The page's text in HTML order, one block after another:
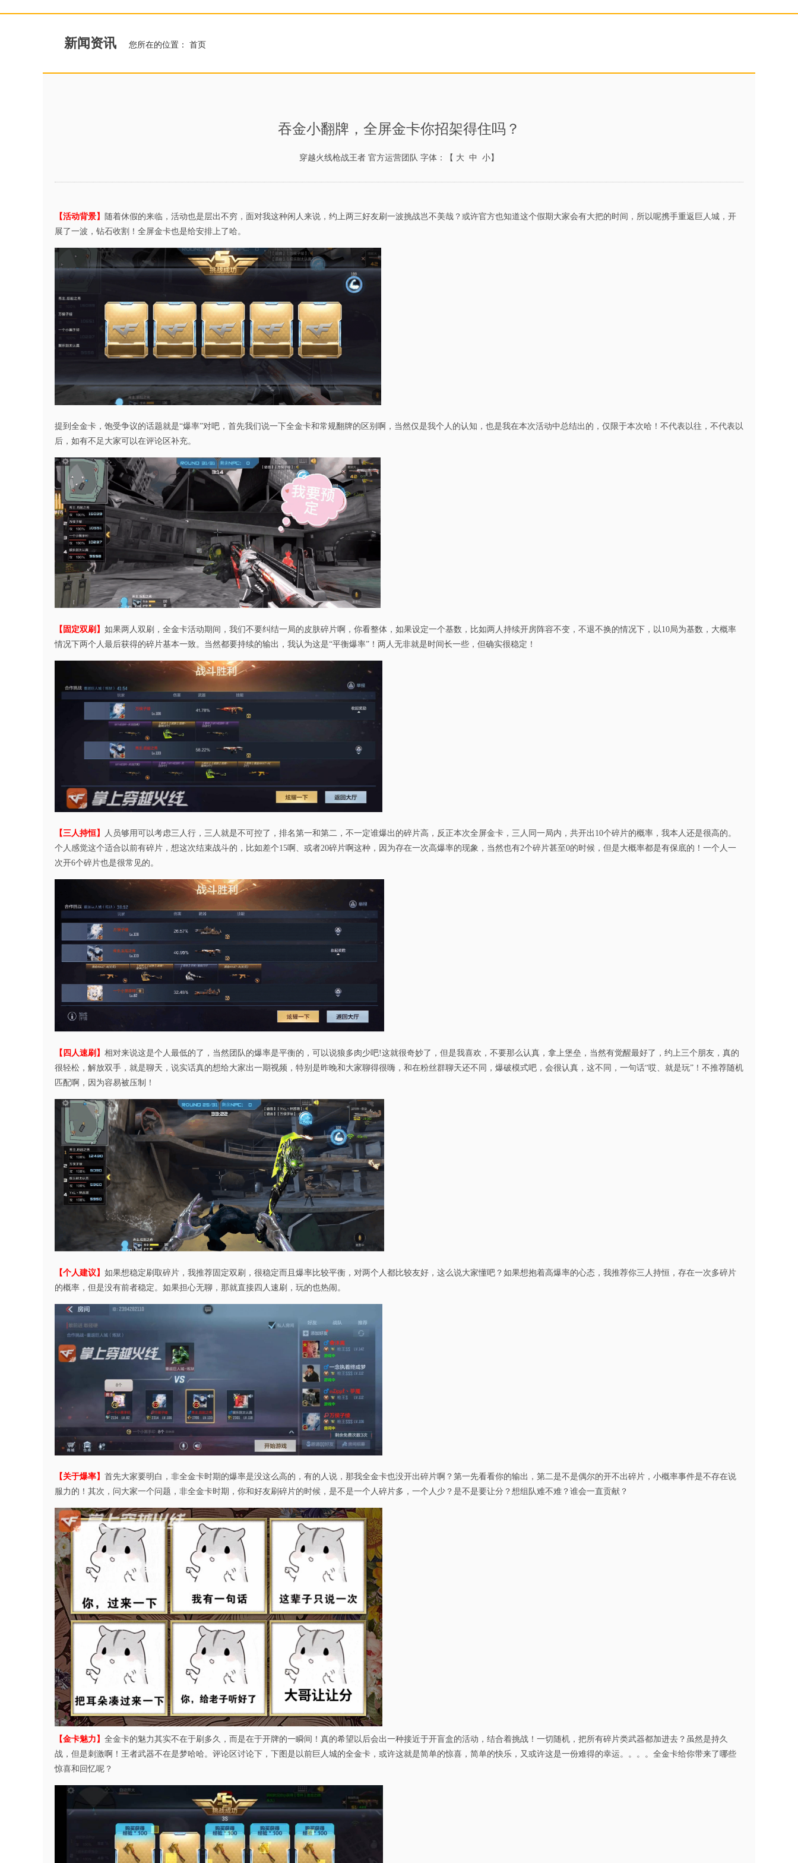
新闻资讯 您所在的位置： 首页
吞金小翻牌，全屏金卡你招架得住吗？
穿越火线枪战王者 官方运营团队 字体：【 大 中 小】
【活动背景】
随着休假的来临，活动也是层出不穷，面对我这种闲人来说，约上两三好友刷一波挑战岂不美哉？或许官方也知道这个假期大家会有大把的时间，所以呢携手重返巨人城，开
展了一波，钻石收割！全屏金卡也是给安排上了哈。
提到全金卡，饱受争议的话题就是“爆率”对吧，首先我们说一下全金卡和常规翻牌的区别啊，当然仅是我个人的认知，也是我在本次活动中总结出的，仅限于本次哈！不代表以往，不代表以
后，如有不足大家可以在评论区补充。
【固定双刷】 如果两人双刷，全金卡活动期间，我们不要纠结一局的皮肤碎片啊，你看整体，如果设定一个基数，比如两人持续开房阵容不变，不退不换的情况下，以10局为基数，大概率
情况下两个人最后获得的碎片基本一致。当然都要持续的输出，我认为这是“平衡爆率”！两人无非就是时间长一些，但确实很稳定！
【三人持恒】
人员够用可以考虑三人行，三人就是不可控了，排名第一和第二，不一定谁爆出的碎片高，反正本次全屏金卡，三人同一局内，共开出10个碎片的概率，我本人还是很高的。
个人感觉这个适合以前有碎片，想这次结束战斗的，比如差个15啊、或者20碎片啊这种，因为存在一次高爆率的现象，当然也有2个碎片甚至0的时候，但是大概率都是有保底的！一个人一
次开6个碎片也是很常见的。
【四人速刷】 相对来说这是个人最低的了，当然团队的爆率是平衡的，可以说狼多肉少吧!这就很奇妙了，但是我喜欢，不要那么认真，拿上堡垒，当然有觉醒最好了，约上三个朋友，真的
很轻松，解放双手，就是聊天，说实话真的想给大家出一期视频，特别是昨晚和大家聊得很嗨，和在粉丝群聊天还不同，爆破模式吧，会很认真，这不同，一句话“哎、就是玩”！不推荐随机
匹配啊，因为容易被压制！
【个人建议】 如果想稳定刷取碎片，我推荐固定双刷，很稳定而且爆率比较平衡，对两个人都比较友好，这么说大家懂吧？如果想抱着高爆率的心态，我推荐你三人持恒，存在一次多碎片
的概率，但是没有前者稳定。如果担心无聊，那就直接四人速刷，玩的也热闹。
【关于爆率】 首先大家要明白，非全金卡时期的爆率是没这么高的，有的人说，那我全金卡也没开出碎片啊？第一先看看你的输出，第二是不是偶尔的开不出碎片，小概率事件是不存在说
服力的！其次，问大家一个问题，非全金卡时期，你和好友刷碎片的时候，是不是一个人碎片多，一个人少？是不是要让分？想组队难不难？谁会一直贡献？
【金卡魅力】 全金卡的魅力其实不在于刷多久，而是在于开牌的一瞬间！真的希望以后会出一种接近于开盲盒的活动，结合着挑战！一切随机，把所有碎片类武器都加进去？虽然是持久
战，但是刺激啊！王者武器不在是梦哈哈。评论区讨论下，下图是以前巨人城的全金卡，或许这就是简单的惊喜，简单的快乐，又或许这是一份难得的幸运。。。。全金卡给你带来了哪些
惊喜和回忆呢？